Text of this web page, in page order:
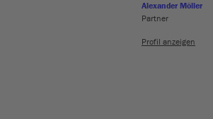
Alexander Möller
Partner
Profil anzeigen